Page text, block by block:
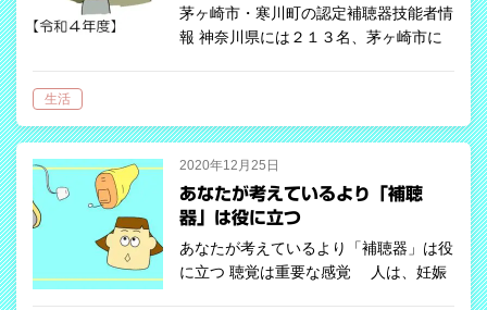
茅ヶ崎市・寒川町の認定補聴器技能者情
報 神奈川県には２１３名、茅ヶ崎市に
別でランキングすると、１位・東京都６
０…
生活
2020年12月25日
あなたが考えているより「補聴
器」は役に立つ
あなたが考えているより「補聴器」は役
に立つ 聴覚は重要な感覚 人は、妊娠